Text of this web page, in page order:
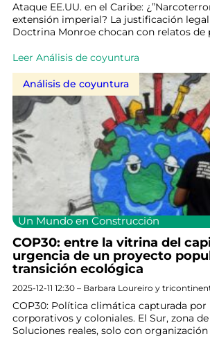
Ataque EE.UU. en el Caribe:
extensión imperial? La justificación legal
Doctrina Monroe chocan con relatos de
Leer Análisis de coyuntura
Análisis de coyuntura
Un Mundo en Construcción
COP30: entre la vitrina del
urgencia de un proyecto
transición ecológica
2025-12-11 12:30 – Barbara Loureiro y
COP30: Política climática capturada por
corporativos y coloniales. El Sur, zona
Soluciones reales, solo con